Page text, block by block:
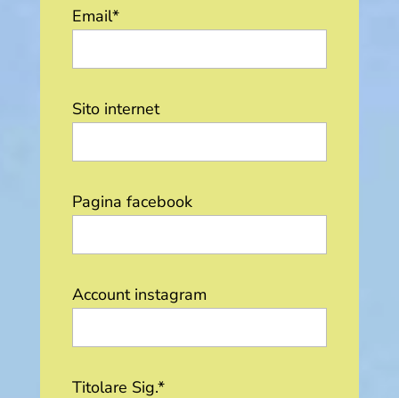
Email*
Sito internet
Pagina facebook
Account instagram
Titolare Sig.*